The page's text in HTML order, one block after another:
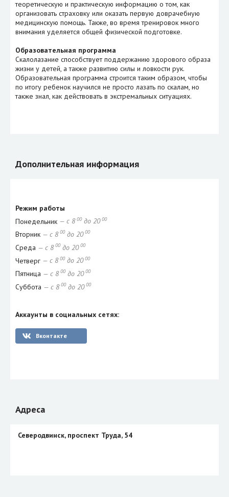
теоретическую и практическую информацию о том, как
организовать страховку или оказать первую доврачебную
медицинскую помощь. Также, во время тренировок много
внимания уделяется общей физической подготовке.
Образовательная программа
Скалолазание способствует поддержанию здорового образа
жизни у детей, а также развитию силы и ловкости рук.
Образовательная программа строится таким образом, чтобы
по итогу ребенок научился не просто лазать по скалам, но
также знал, как действовать в экстремальных ситуациях.
Дополнительная информация
Режим работы
Понедельник — с 8 00до 20 00
Вторник — с 8 00до 20 00
Среда — с 8 00до 20 00
Четверг — с 8 00до 20 00
Пятница — с 8 00до 20 00
Суббота — с 8 00до 20 00
Аккаунты в социальных сетях:
Вконтакте
Адреса
Северодвинск, проспект Труда, 54